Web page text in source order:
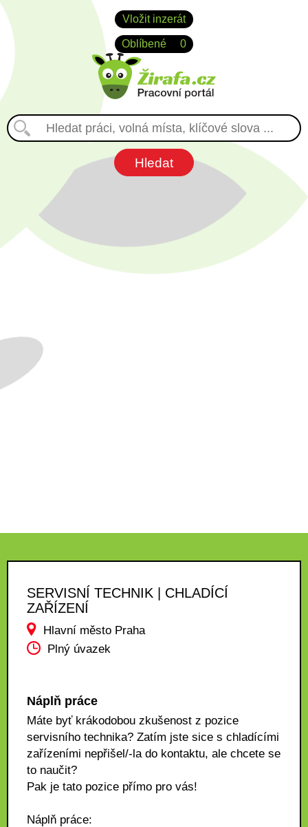
Vložit inzerát
Oblíbené 0
SERVISNÍ TECHNIK | CHLADÍCÍ
ZAŘÍZENÍ
Hlavní město Praha
Plný úvazek
Náplň práce
Máte byť krákodobou zkušenost z pozice
servisního technika? Zatím jste sice s chladícími
zařízeními nepřišel/-la do kontaktu, ale chcete se
to naučit?
Pak je tato pozice přímo pro vás!
Náplň práce: